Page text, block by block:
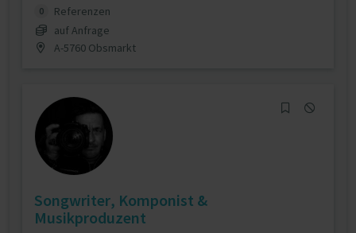
0
Referenzen
auf Anfrage
A-5760 Obsmarkt
Songwriter, Komponist &
Musikproduzent